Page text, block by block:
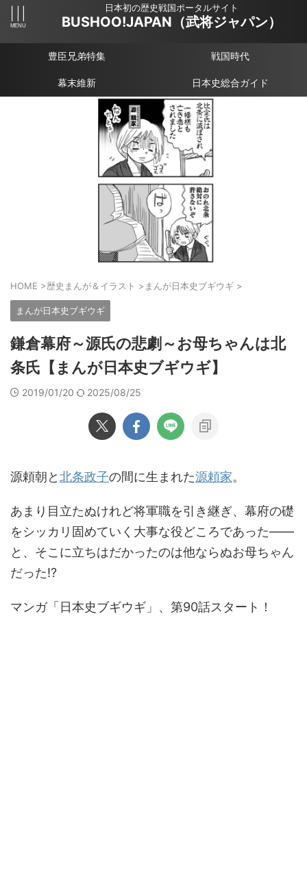
日本初の歴史戦国ポータルサイト
BUSHOO!JAPAN（武将ジャパン）
豊臣兄弟特集 戦国時代
幕末維新 日本史総合ガイド
HOME >歴史まんが＆イラスト > まんが日本史ブギウギ >
まんが日本史ブギウギ
鎌倉幕府～源氏の悲劇～お母ちゃんは北
条氏【まんが日本史ブギウギ】
2019/01/20 2025/08/25
源頼朝と北条政子の間に生まれた源頼家。
あまり目立たぬけれど将軍職を引き継ぎ、幕府の礎
をシッカリ固めていく大事な役どころであった――
と、そこに立ちはだかったのは他ならぬお母ちゃん
だった!?
マンガ「日本史ブギウギ」、第90話スタート！